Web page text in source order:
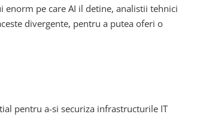
pe care AI il detine, analistii tehnici
divergente, pentru a putea oferi o
pentru a-si securiza infrastructurile IT